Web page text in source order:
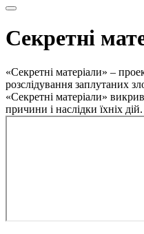
Секретні
«Секретні матеріали» –
розслідування заплутаних
«Секретні матеріали»
причини і наслідки їхніх дій.